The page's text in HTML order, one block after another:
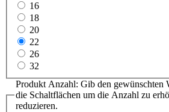
16
18
20
22
26
32
Produkt Anzahl: Gib den gewünschten
die Schaltflächen um die Anzahl zu
reduzieren.